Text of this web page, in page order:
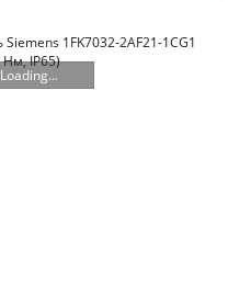
Loading...